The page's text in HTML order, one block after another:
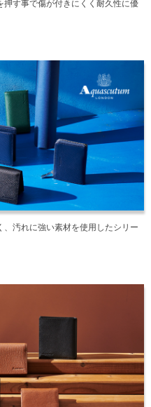
す事で傷が付きにくく耐久性に優
汚れに強い素材を使用したシリー